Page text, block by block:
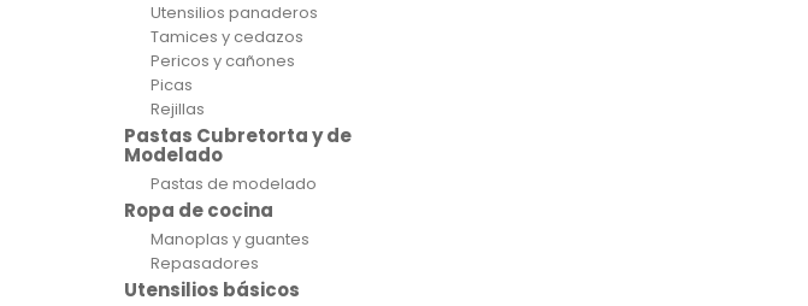
Utensilios panaderos
Tamices y cedazos
Pericos y cañones
Picas
Rejillas
Pastas Cubretorta y de
Modelado
Pastas de modelado
Ropa de cocina
Manoplas y guantes
Repasadores
Utensilios básicos